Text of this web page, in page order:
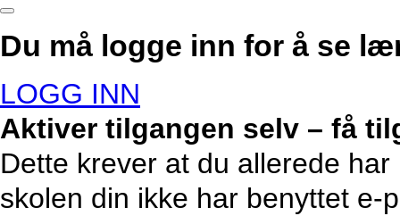
Du må logge inn for å se
LOGG INN
Aktiver tilgangen selv – få
Dette krever at du allerede
skolen din ikke har benyttet e-